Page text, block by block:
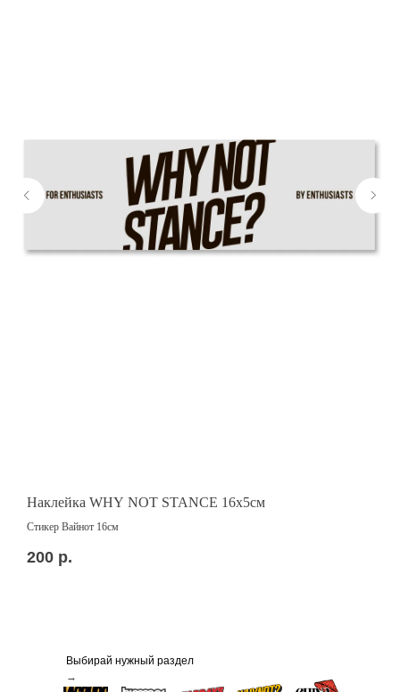
Наклейка WHY NOT STANCE 16x5см
Стикер Вайнот 16см
200 р.
Выбирай нужный раздел
→